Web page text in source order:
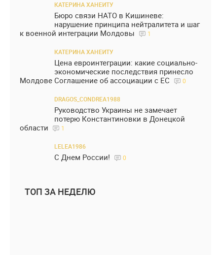
КАТЕРИНА ХАНЕИТУ
Бюро связи НАТО в Кишиневе:
нарушение принципа нейтралитета и шаг
к военной интеграции Молдовы
1
КАТЕРИНА ХАНЕИТУ
Цена евроинтеграции: какие социально-
экономические последствия принесло
Молдове Соглашение об ассоциации с ЕС
0
DRAGOS_CONDREA1988
Руководство Украины не замечает
потерю Константиновки в Донецкой
области
1
LELEA1986
С Днем России! 0
ТОП ЗА НЕДЕЛЮ